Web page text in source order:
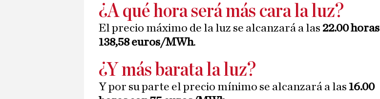
¿A qué hora será más cara la luz?
El precio máximo de la luz se alcanzará a las 22.00 horas
138,58 euros/MWh.
¿Y más barata la luz?
Y por su parte el precio mínimo se alcanzará a las 16.00